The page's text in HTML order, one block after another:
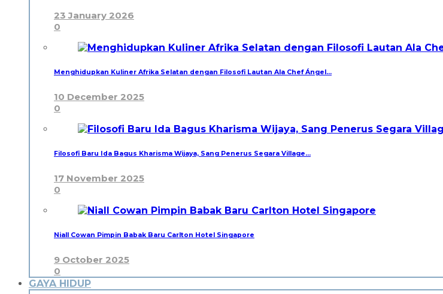
23 January 2026
0
Menghidupkan Kuliner Afrika Selatan dengan Filosofi Lautan Ala Chef Ángel…
10 December 2025
0
Filosofi Baru Ida Bagus Kharisma Wijaya, Sang Penerus Segara Village…
17 November 2025
0
Niall Cowan Pimpin Babak Baru Carlton Hotel Singapore
9 October 2025
0
GAYA HIDUP